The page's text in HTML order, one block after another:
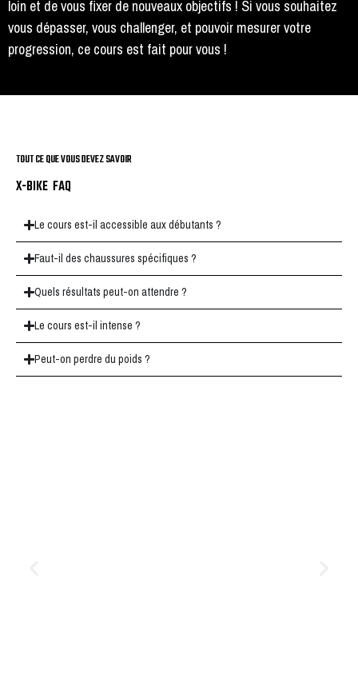
loin et de vous fixer de nouveaux objectifs ! Si vous souhaitez
vous dépasser, vous challenger, et pouvoir mesurer votre
progression, ce cours est fait pour vous !
TOUT CE QUE VOUS DEVEZ SAVOIR
X-BIKE FAQ
Le cours est-il accessible aux débutants ?
Faut-il des chaussures spécifiques ?
Quels résultats peut-on attendre ?
Le cours est-il intense ?
Peut-on perdre du poids ?